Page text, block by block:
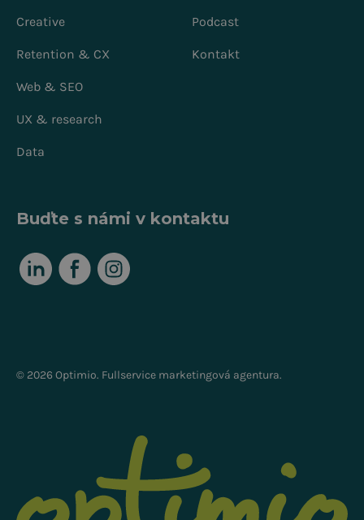
Creative
Retention & CX
Web & SEO
UX & research
Data
Podcast
Kontakt
Buďte s námi v kontaktu
© 2026 Optimio. Fullservice marketingová agentura.